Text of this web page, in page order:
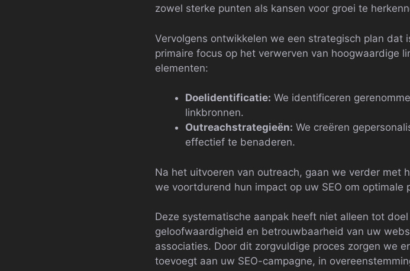
zowel sterke punten als kansen voor groei te
Vervolgens ontwikkelen we een strategisch plan
primaire focus op het verwerven van hoogwaardige
elementen:
Doelidentificatie: We identificeren
linkbronnen.
Outreachstrategieën: We creëren
effectief te benaderen.
Na het uitvoeren van outreach, gaan we verder met
we voortdurend hun impact op uw SEO om optimale
Deze systematische aanpak heeft niet alleen tot
geloofwaardigheid en betrouwbaarheid van uw
associaties. Door dit zorgvuldige proces zorgen we
toevoegt aan uw SEO-campagne, in